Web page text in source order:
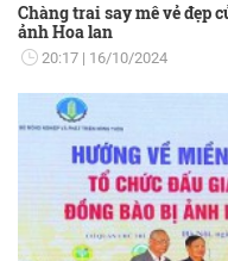
Chàng trai say mê vẻ đẹp
ảnh Hoa lan
20:17 16/10/2024